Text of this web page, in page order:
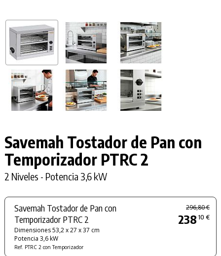
Savemah Tostador de Pan con
Temporizador PTRC 2
2 Niveles - Potencia 3,6 kW
Savemah Tostador de Pan con
Temporizador PTRC 2
Dimensiones 53,2 x 27 x 37 cm
Potencia 3,6 kW
Ref. PTRC 2 con Temporizador
296,80 €
238 10 €